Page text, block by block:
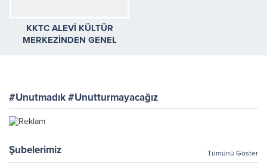
KKTC ALEVİ KÜLTÜR
MERKEZİNDEN GENEL
#Unutmadık #Unutturmayacağız
Şubelerimiz Tümünü Göster